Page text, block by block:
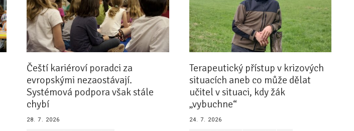
Čeští kariéroví poradci za
evropskými nezaostávají.
Systémová podpora však stále
chybí
28. 7. 2026
Terapeutický přístup v krizových
situacích aneb co může dělat
učitel v situaci, kdy žák
„vybuchne“
24. 7. 2026